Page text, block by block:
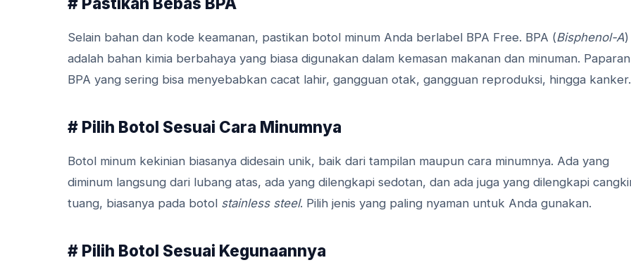
Selain bahan dan kode keamanan, pastikan botol minum Anda berlabel BPA Free. BPA (Bisphenol-A)
adalah bahan kimia berbahaya yang biasa digunakan dalam kemasan makanan dan minuman. Paparan
BPA yang sering bisa menyebabkan cacat lahir, gangguan otak, gangguan reproduksi, hingga kanker.
# Pilih Botol Sesuai Cara Minumnya
Botol minum kekinian biasanya didesain unik, baik dari tampilan maupun cara minumnya. Ada yang
diminum langsung dari lubang atas, ada yang dilengkapi sedotan, dan ada juga yang dilengkapi
tuang, biasanya pada botol stainless steel. Pilih jenis yang paling nyaman untuk Anda gunakan.
# Pilih Botol Sesuai Kegunaannya